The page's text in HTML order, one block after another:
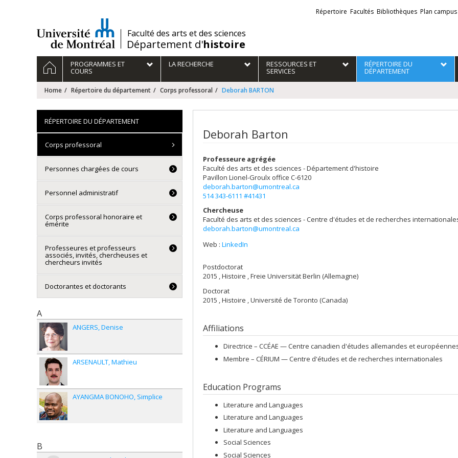
/Faculté des arts et des sciences
Département d'histoire
Liens
externes
Répertoire Facultés Bibliothèques Plan campus
Navigation
principale
HOMEPROGRAMMES ET
COURS
LA RECHERCHE RESSOURCES ET
SERVICES
RÉPERTOIRE DU
DÉPARTEMENT
Home Répertoire du département Corps professoral Deborah BARTON
Deborah Barton
Professeure agrégée
Faculté des arts et des sciences - Département d'histoire
Pavillon Lionel-Groulx office C-6120
deborah.barton@umontreal.ca
514 343-6111 #41431
Chercheuse
Faculté des arts et des sciences - Centre d'études et de recherches
deborah.barton@umontreal.ca
Web : LinkedIn
Postdoctorat
2015 , Histoire , Freie Universität Berlin (Allemagne)
Doctorat
2015 , Histoire , Université de Toronto (Canada)
Affiliations
Directrice – CCÉAE — Centre canadien d'études allemandes et
Membre – CÉRIUM — Centre d'études et de recherches internationales
Education Programs
Literature and Languages
Literature and Languages
Literature and Languages
Social Sciences
Social Sciences
RÉPERTOIRE DU DÉPARTEMENT
Corps professoral
Personnes chargées de cours
Personnel administratif
Corps professoral honoraire et
émérite
Professeures et professeurs
associés, invités, chercheuses et
chercheurs invités
Doctorantes et doctorants
A
ANGERS Denise
ARSENAULT Mathieu
AYANGMA BONOHO Simplice
B